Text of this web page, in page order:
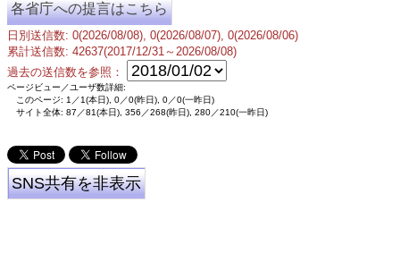
各省庁への提言はこちら
日別送信数: 0(2026/08/08), 0(2026/08/07), 0(2026/08/06)
累計送信数: 42637(2017/12/31～2026/08/08)
過去の送信数を参照：
ページビュー／ユーザ数詳細:
このページ: 1／1(本日), 0／0(昨日), 0／0(一昨日)
サイト全体: 87／81(本日), 356／268(昨日), 280／210(一昨日)